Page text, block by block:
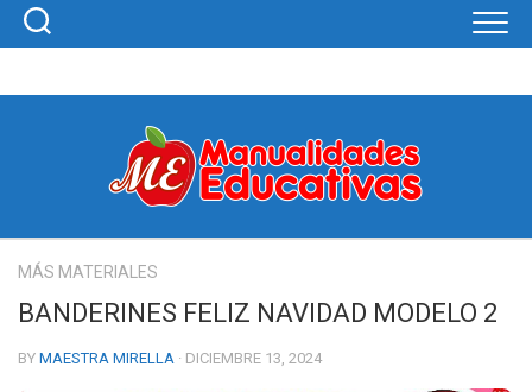
Skip
MÁS MATERIALES
BANDERINES FELIZ NAVIDAD MODELO 2
BY MAESTRA MIRELLA · DICIEMBRE 13, 2024